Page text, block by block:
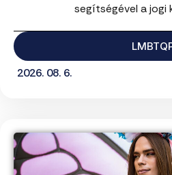
segítségével a jogi
2026. 08. 6.